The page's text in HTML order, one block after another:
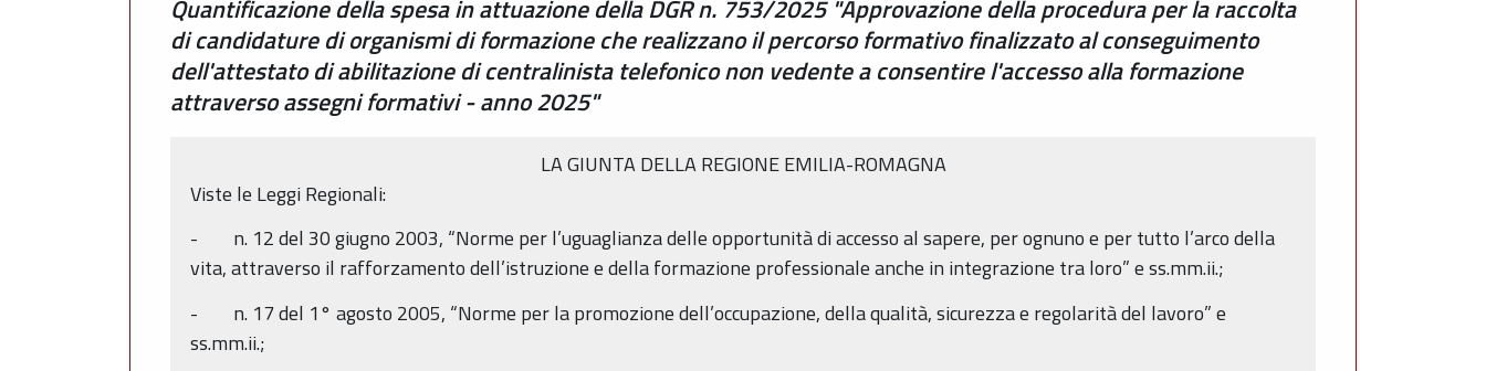
Quantificazione della spesa in attuazione della DGR n. 753/2025 "Approvazione della procedura per la raccolta
di candidature di organismi di formazione che realizzano il percorso formativo finalizzato al conseguimento
dell'attestato di abilitazione di centralinista telefonico non vedente a consentire l'accesso alla formazione
attraverso assegni formativi - anno 2025"
LA GIUNTA DELLA REGIONE EMILIA-ROMAGNA
Viste le Leggi Regionali:
- n. 12 del 30 giugno 2003, “Norme per l’uguaglianza delle opportunità di accesso al sapere, per ognuno e per tutto l’arco della
vita, attraverso il rafforzamento dell’istruzione e della formazione professionale anche in integrazione tra loro” e ss.mm.ii.;
- n. 17 del 1° agosto 2005, “Norme per la promozione dell’occupazione, della qualità, sicurezza e regolarità del lavoro” e
ss.mm.ii.;